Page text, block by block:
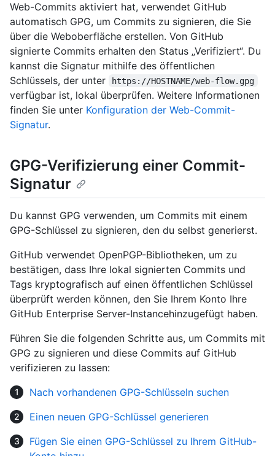
Web-Commits aktiviert hat, verwendet GitHub
automatisch GPG, um Commits zu signieren, die Sie
über die Weboberfläche erstellen. Von GitHub
signierte Commits erhalten den Status „Verifiziert“. Du
kannst die Signatur mithilfe des öffentlichen
Schlüssels, der unter
https://HOSTNAME/web-flow.gpg
verfügbar ist, lokal überprüfen. Weitere Informationen
finden Sie unter Konfiguration der Web-Commit-
Signatur.
GPG-Verifizierung einer Commit-
Signatur
Du kannst GPG verwenden, um Commits mit einem
GPG-Schlüssel zu signieren, den du selbst generierst.
GitHub verwendet OpenPGP-Bibliotheken, um zu
bestätigen, dass Ihre lokal signierten Commits und
Tags kryptografisch auf einen öffentlichen Schlüssel
überprüft werden können, den Sie Ihrem Konto Ihre
GitHub Enterprise Server-Instancehinzugefügt haben.
Führen Sie die folgenden Schritte aus, um Commits mit
GPG zu signieren und diese Commits auf GitHub
verifizieren zu lassen:
Nach vorhandenen GPG-Schlüsseln suchen
Einen neuen GPG-Schlüssel generieren
Fügen Sie einen GPG-Schlüssel zu Ihrem GitHub-